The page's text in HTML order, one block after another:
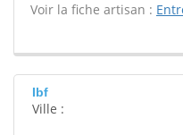
Voir la fiche artisan :
Ibf
Ville :